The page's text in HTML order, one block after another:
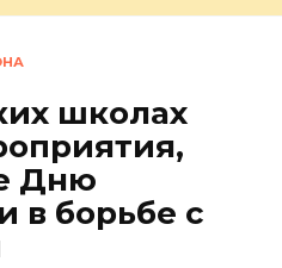
школах
Дню
в борьбе с